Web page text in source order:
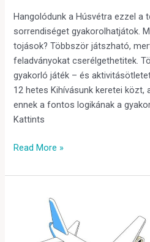
Hangolódunk a Húsvétra ezzel a
sorrendiséget gyakorolhatjátok.
tojások? Többször játszható,
feladványokat cserélgethetitek.
gyakorló játék – és
12 hetes Kihívásunk keretei közt,
ennek a fontos logikának a
Kattints
Read More »
közlekedés